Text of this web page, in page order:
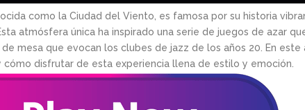
como la Ciudad del Viento, es famosa por su historia
atmósfera única ha inspirado una serie de juegos de azar
de mesa que evocan los clubes de jazz de los años 20. En
cómo disfrutar de esta experiencia llena de estilo y emoción.